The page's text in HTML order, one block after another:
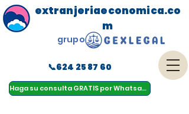
Haga su consulta GRATIS por Whatsapp
menu
extranjeriaeconomica.co
m
📞624 25 87 60
grupo